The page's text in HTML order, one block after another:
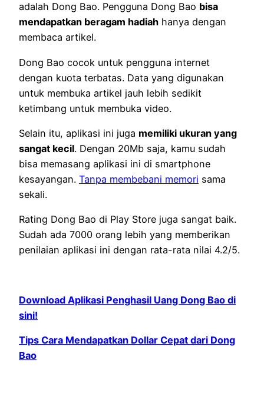
adalah Dong Bao. Pengguna Dong Bao bisa
mendapatkan beragam hadiah hanya dengan
membaca artikel.
Dong Bao cocok untuk pengguna internet
dengan kuota terbatas. Data yang digunakan
untuk membuka artikel jauh lebih sedikit
ketimbang untuk membuka video.
Selain itu, aplikasi ini juga memiliki ukuran yang
sangat kecil. Dengan 20Mb saja, kamu sudah
bisa memasang aplikasi ini di smartphone
kesayangan. Tanpa membebani memori sama
sekali.
Rating Dong Bao di Play Store juga sangat baik.
Sudah ada 7000 orang lebih yang memberikan
penilaian aplikasi ini dengan rata-rata nilai 4.2/5.
Download Aplikasi Penghasil Uang Dong Bao di
sini!
Tips Cara Mendapatkan Dollar Cepat dari Dong
Bao